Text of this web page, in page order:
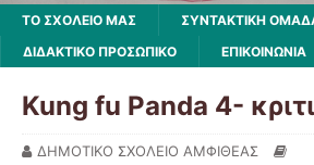
ΤΟ ΣΧΟΛΕΙΟ ΜΑΣ ΣΥΝΤΑΚΤΙΚΗ
ΔΙΔΑΚΤΙΚΌ ΠΡΟΣΩΠΙΚΌ
ΕΠΙΚΟΙΝΩΝΙΑ
Kung fu Panda 4-
ΔΗΜΟΤΙΚΟ ΣΧΟΛΕΙΟ ΑΜΦΙΘΕΑΣ